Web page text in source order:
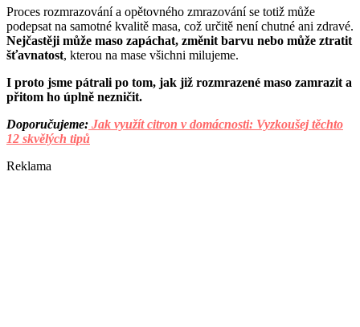
Proces rozmrazování a opětovného zmrazování se totiž může
podepsat na samotné kvalitě masa, což určitě není chutné ani zdravé.
Nejčastěji může maso zapáchat, změnit barvu nebo může ztratit
šťavnatost, kterou na mase všichni milujeme.
I proto jsme pátrali po tom, jak již rozmrazené maso zamrazit a
přitom ho úplně nezničit.
Doporučujeme: Jak využít citron v domácnosti: Vyzkoušej těchto
12 skvělých tipů
Reklama